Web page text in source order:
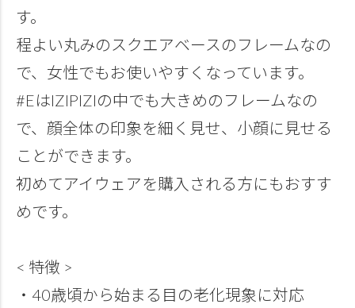
す。
程よい丸みのスクエアベースのフレームなの
で、女性でもお使いやすくなっています。
#EはIZIPIZIの中でも大きめのフレームなの
で、顔全体の印象を細く見せ、小顔に見せる
ことができます。
初めてアイウェアを購入される方にもおすす
めです。
< 特徴 >
・40歳頃から始まる目の老化現象に対応